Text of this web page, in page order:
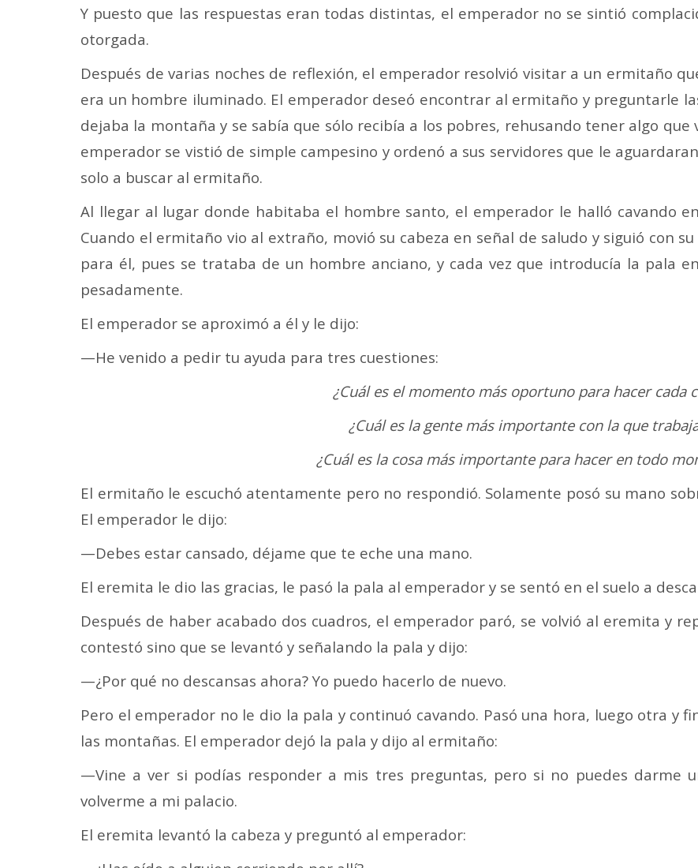
Y puesto que las respuestas eran todas distintas, el emperador no se sintió
otorgada.
Después de varias noches de reflexión, el emperador resolvió visitar a un ermitaño
era un hombre iluminado. El emperador deseó encontrar al ermitaño y preguntarle
dejaba la montaña y se sabía que sólo recibía a los pobres, rehusando tener algo que
emperador se vistió de simple campesino y ordenó a sus servidores que le
solo a buscar al ermitaño.
Al llegar al lugar donde habitaba el hombre santo, el emperador le halló cavando
Cuando el ermitaño vio al extraño, movió su cabeza en señal de saludo y siguió con
para él, pues se trataba de un hombre anciano, y cada vez que introducía la pala
pesadamente.
El emperador se aproximó a él y le dijo:
—He venido a pedir tu ayuda para tres cuestiones:
¿Cuál es el momento más oportuno para hacer cada
¿Cuál es la gente más importante con la que
¿Cuál es la cosa más importante para hacer en todo
El ermitaño le escuchó atentamente pero no respondió. Solamente posó su mano
El emperador le dijo:
—Debes estar cansado, déjame que te eche una mano.
El eremita le dio las gracias, le pasó la pala al emperador y se sentó en el suelo a
Después de haber acabado dos cuadros, el emperador paró, se volvió al eremita y
contestó sino que se levantó y señalando la pala y dijo:
—¿Por qué no descansas ahora? Yo puedo hacerlo de nuevo.
Pero el emperador no le dio la pala y continuó cavando. Pasó una hora, luego otra y
las montañas. El emperador dejó la pala y dijo al ermitaño:
—Vine a ver si podías responder a mis tres preguntas, pero si no puedes darme
volverme a mi palacio.
El eremita levantó la cabeza y preguntó al emperador: